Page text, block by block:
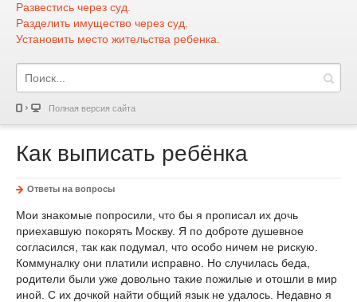
Развестись через суд.
Разделить имущество через суд.
Установить место жительства ребенка.
Полная версия сайта
Как выписать ребёнка
Ответы на вопросы
Мои знакомые попросили, что бы я прописал их дочь
приехавшую покорять Москву. Я по доброте душевное
согласился, так как подумал, что особо ничем не рискую.
Коммуналку они платили исправно. Но случилась беда,
родители были уже довольно такие пожилые и отошли в мир
иной. С их дочкой найти общий язык не удалось. Недавно я